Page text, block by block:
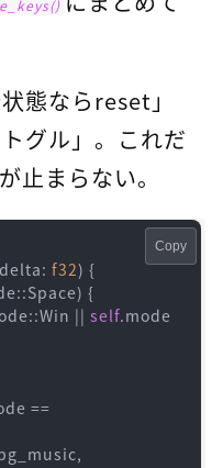
状態ならreset」
グル」。これだ
止まらない。
f32) {
{
|| self.mode
==
Copy